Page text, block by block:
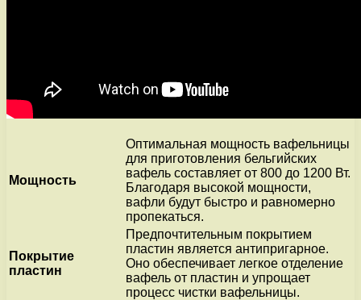
Мощность
Оптимальная мощность вафельницы
для приготовления бельгийских
вафель составляет от 800 до 1200 Вт.
Благодаря высокой мощности,
вафли будут быстро и равномерно
пропекаться.
Покрытие
пластин
Предпочтительным покрытием
пластин является антипригарное.
Оно обеспечивает легкое отделение
вафель от пластин и упрощает
процесс чистки вафельницы.